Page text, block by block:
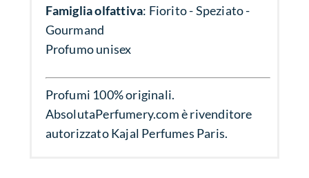
Famiglia olfattiva: Fiorito - Speziato -
Gourmand
Profumo unisex
Profumi 100% originali.
AbsolutaPerfumery.com è rivenditore
autorizzato Kajal Perfumes Paris.